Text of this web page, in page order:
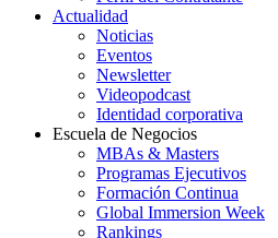
Actualidad
Noticias
Eventos
Newsletter
Videopodcast
Identidad corporativa
Escuela de Negocios
MBAs & Masters
Programas Ejecutivos
Formación Continua
Global Immersion Week
Rankings